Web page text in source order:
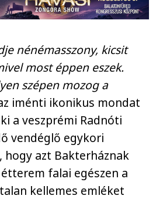
nénémasszony, kicsit
most éppen eszek.
szépen mozog a
iménti ikonikus mondat
a veszprémi Radnóti
vendéglő egykori
azt Bakterháznak
falai egészen a
kellemes emléket